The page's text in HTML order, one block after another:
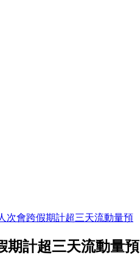
次會跨假期計超三天流動量預
期計超三天流動量預